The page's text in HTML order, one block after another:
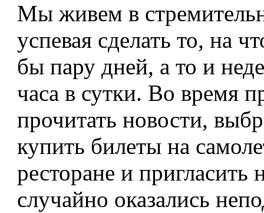
Мы живем в
успевая сделать то, на
бы пару дней, а то и
часа в сутки. Во время
прочитать новости,
купить билеты на
ресторане и
случайно оказались